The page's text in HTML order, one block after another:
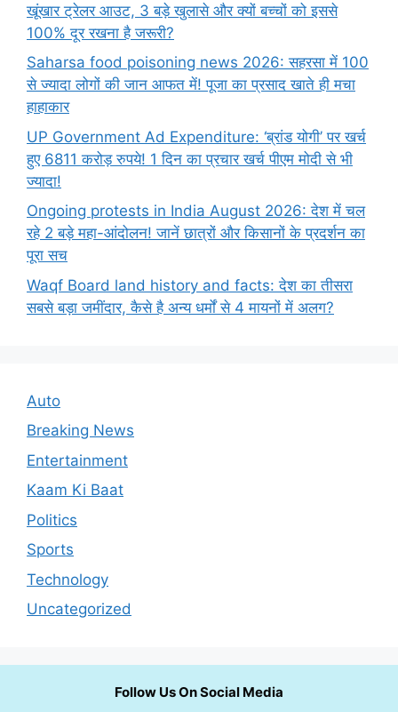
खूंखार ट्रेलर आउट, 3 बड़े खुलासे और क्यों बच्चों को इससे
100% दूर रखना है जरूरी?
Saharsa food poisoning news 2026: सहरसा में 100
से ज्यादा लोगों की जान आफत में! पूजा का प्रसाद खाते ही मचा
हाहाकार
UP Government Ad Expenditure: ‘ब्रांड योगी’ पर खर्च
हुए 6811 करोड़ रुपये! 1 दिन का प्रचार खर्च पीएम मोदी से भी
ज्यादा!
Ongoing protests in India August 2026: देश में चल
रहे 2 बड़े महा-आंदोलन! जानें छात्रों और किसानों के प्रदर्शन का
पूरा सच
Waqf Board land history and facts: देश का तीसरा
सबसे बड़ा जमींदार, कैसे है अन्य धर्मों से 4 मायनों में अलग?
Auto
Breaking News
Entertainment
Kaam Ki Baat
Politics
Sports
Technology
Uncategorized
Follow Us On Social Media